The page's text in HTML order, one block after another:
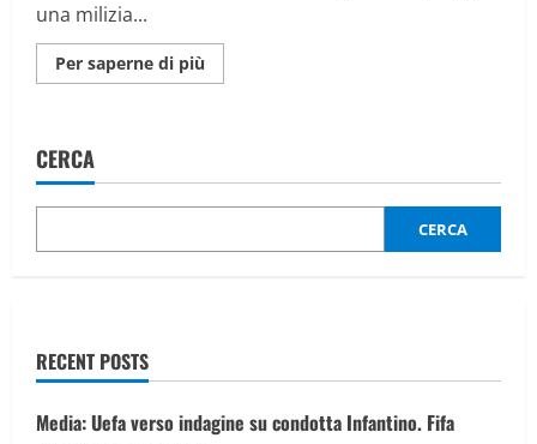
una milizia...
Per saperne di più
informazioni
la
si
ora
CERCA
CERCA
RECENT POSTS
Media: Uefa verso indagine su condotta Infantino. Fifa